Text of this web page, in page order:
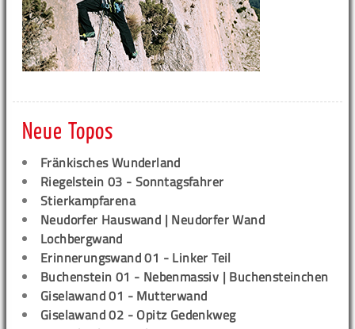
Neue Topos
Fränkisches Wunderland
Riegelstein 03 - Sonntagsfahrer
Stierkampfarena
Neudorfer Hauswand | Neudorfer Wand
Lochbergwand
Erinnerungswand 01 - Linker Teil
Buchenstein 01 - Nebenmassiv | Buchensteinchen
Giselawand 01 - Mutterwand
Giselawand 02 - Opitz Gedenkweg